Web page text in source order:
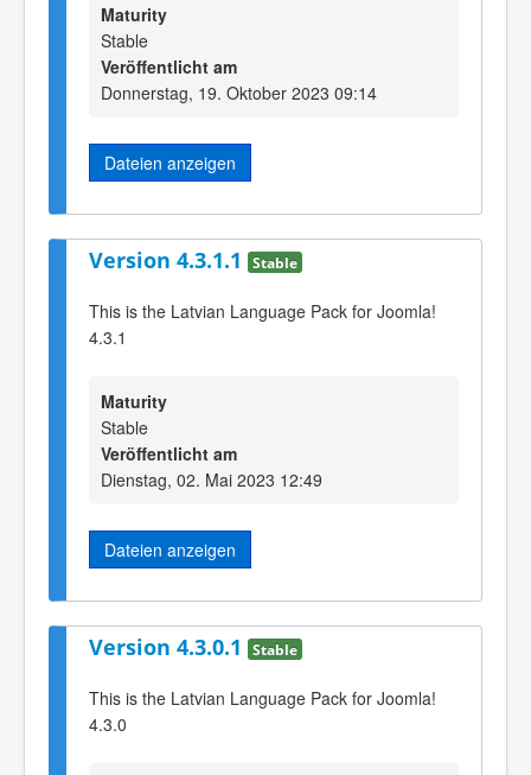
Maturity
Stable
Veröffentlicht am
Donnerstag, 19. Oktober 2023 09:14
Dateien anzeigen
Version 4.3.1.1 Stable
This is the Latvian Language Pack for Joomla!
4.3.1
Maturity
Stable
Veröffentlicht am
Dienstag, 02. Mai 2023 12:49
Dateien anzeigen
Version 4.3.0.1 Stable
This is the Latvian Language Pack for Joomla!
4.3.0